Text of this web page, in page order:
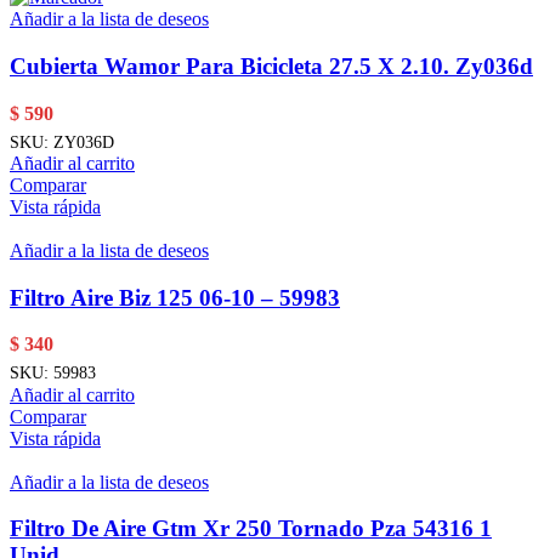
Añadir a la lista de deseos
Cubierta Wamor Para Bicicleta 27.5 X 2.10. Zy036d
$ 590
SKU: ZY036D
Añadir al carrito
Comparar
Vista rápida
Añadir a la lista de deseos
Filtro Aire Biz 125 06-10 – 59983
$ 340
SKU: 59983
Añadir al carrito
Comparar
Vista rápida
Añadir a la lista de deseos
Filtro De Aire Gtm Xr 250 Tornado Pza 54316 1